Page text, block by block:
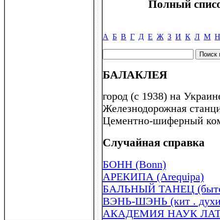
Полный
А Б В Г Д Е Ж З И К Л М Н
БАЛАКЛЕЯ
город (с 1938) на
Железнодорожная
Цементно-шиферный
Случайная справка
БОНН (Bonn)
АРЕКИПА (Arequipa)
БАЛЬНЫЙ ТАНЕЦ
ВЭНЬ-ШЭНЬ (кит . духи
АКАДЕМИЯ НАУК